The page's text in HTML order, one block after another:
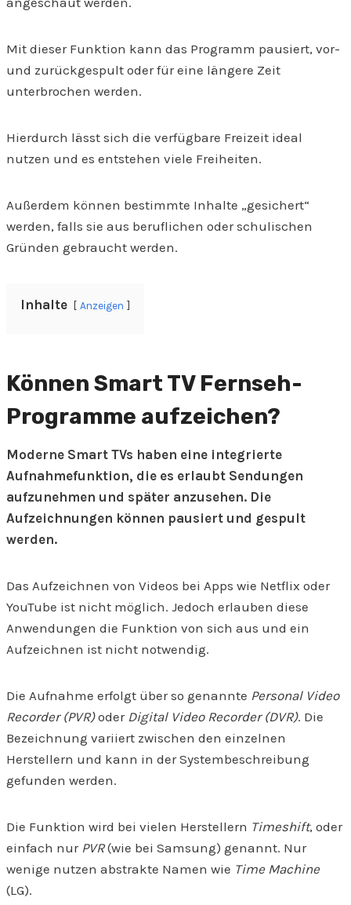
Mit dieser Funktion kann das Programm pausiert, vor-
und zurückgespult oder für eine längere Zeit
unterbrochen werden.
Hierdurch lässt sich die verfügbare Freizeit ideal
nutzen und es entstehen viele Freiheiten.
Außerdem können bestimmte Inhalte „gesichert“
werden, falls sie aus beruflichen oder schulischen
Gründen gebraucht werden.
Inhalte Anzeigen
Können Smart TV Fernseh-
Programme aufzeichen?
Moderne Smart TVs haben eine integrierte
Aufnahmefunktion, die es erlaubt Sendungen
aufzunehmen und später anzusehen. Die
Aufzeichnungen können pausiert und gespult
werden.
Das Aufzeichnen von Videos bei Apps wie Netflix oder
YouTube ist nicht möglich. Jedoch erlauben diese
Anwendungen die Funktion von sich aus und ein
Aufzeichnen ist nicht notwendig.
Die Aufnahme erfolgt über so genannte Personal Video
Recorder (PVR)oder Digital Video Recorder (DVR). Die
Bezeichnung variiert zwischen den einzelnen
Herstellern und kann in der Systembeschreibung
gefunden werden.
Die Funktion wird bei vielen Herstellern Timeshift, oder
einfach nur PVR(wie bei Samsung) genannt. Nur
wenige nutzen abstrakte Namen wie Time Machine
(LG).